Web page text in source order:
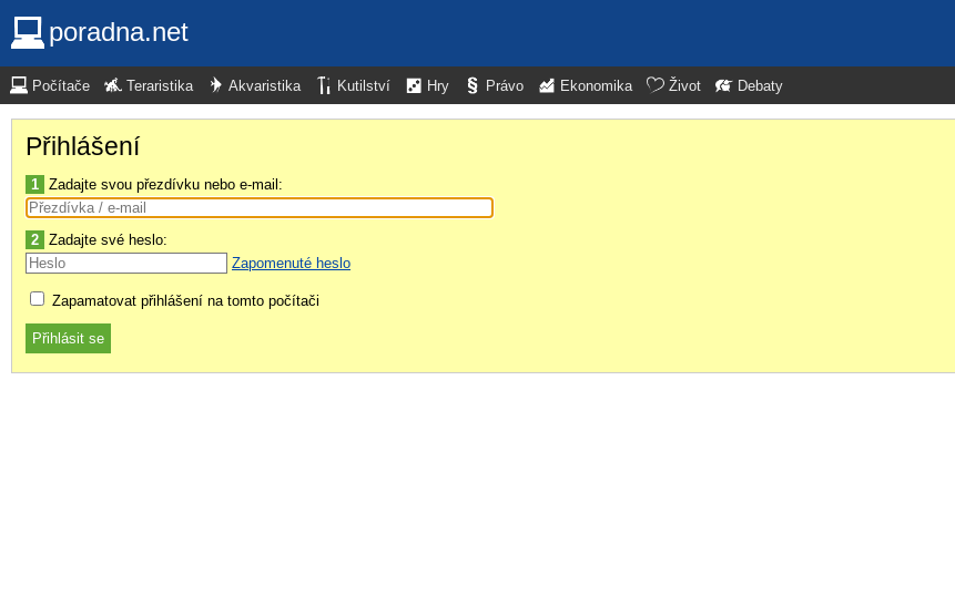
poradna.net
Počítače Teraristika Akvaristika Kutilství Hry Právo Ekonomika Život Debaty
Přihlášení
1 Zadajte svou přezdívku nebo e-mail:
2 Zadajte své heslo:
Zapomenuté heslo
Zapamatovat přihlášení na tomto počítači